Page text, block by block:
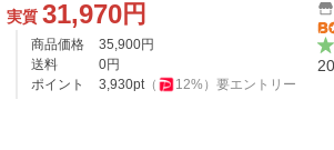
実質 31,970円
商品価格 35,900円
送料
0円
ポイント
3,930pt（ 12%） 要エントリー